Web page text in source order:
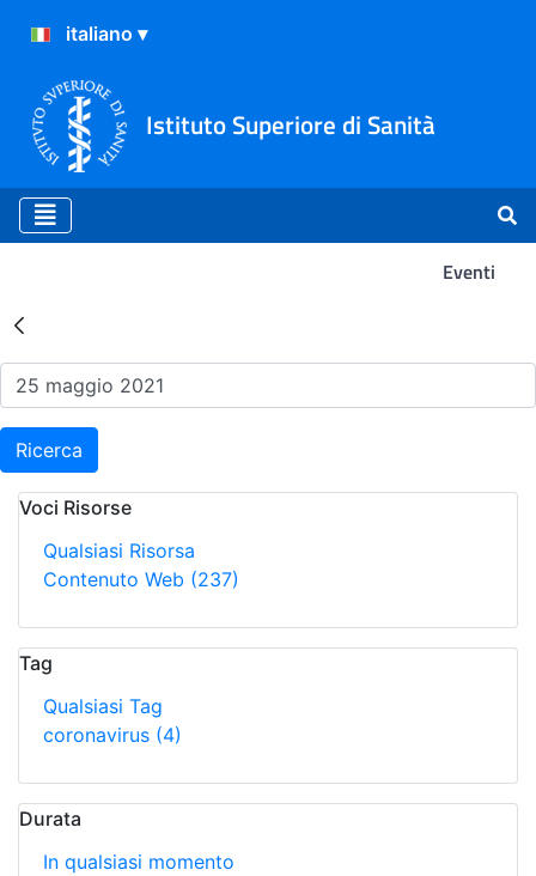
Istituto Superiore di Sanità
Eventi
Risultati della Ricerca -
Ricerca
Voci Risorse
Qualsiasi Risorsa
Contenuto Web (237)
Tag
Qualsiasi Tag
coronavirus (4)
Durata
In qualsiasi momento